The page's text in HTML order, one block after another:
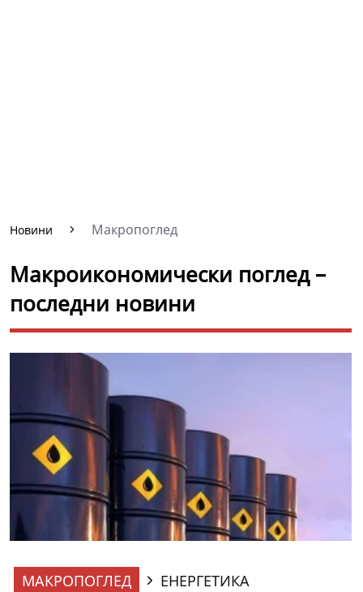
Новини Макропоглед
Макроикономически поглед –
последни новини
МАКРОПОГЛЕД
ЕНЕРГЕТИКА